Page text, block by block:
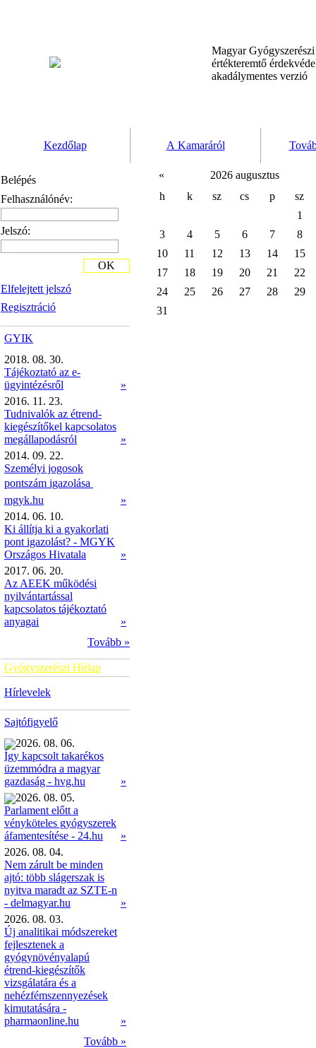
Magyar
értékteremtő
akadálymentes verzió
Kezdőlap A Kamaráról
Belépés
Felhasználónév:
Jelszó:
Elfelejtett jelszó
Regisztráció
OK
GYIK
2018. 08. 30.
Tájékoztató az e-
ügyintézésről
»
2016. 11. 23.
Tudnivalók az étrend-
kiegészítőkel kapcsolatos
megállapodásról
»
2014. 09. 22.
Személyi jogosok
pontszám igazolása 
mgyk.hu
»
2014. 06. 10.
Ki állítja ki a gyakorlati
pont igazolást? - MGYK
Országos Hivatala
»
2017. 06. 20.
Az AEEK működési
nyilvántartással
kapcsolatos tájékoztató
anyagai
»
Tovább »
Gyógyszerészi Hírlap
Hírlevelek
Sajtófigyelő
2026. 08. 06.
Így kapcsolt takarékos
üzemmódra a magyar
gazdaság - hvg.hu
»
2026. 08. 05.
Parlament előtt a
vényköteles gyógyszerek
áfamentesítése - 24.hu
»
2026. 08. 04.
Nem zárult be minden
ajtó: több slágerszak is
nyitva maradt az SZTE-n
- delmagyar.hu
»
2026. 08. 03.
Új analitikai módszereket
fejlesztenek a
gyógynövényalapú
étrend-kiegészítők
vizsgálatára és a
nehézfémszennyezések
kimutatására -
pharmaonline.hu
»
Tovább »
«
2026 augusztus
h
k sz cs p
sz
1
3
4 5 6 7
8
10
11 12 13 14
15
17
18 19 20 21
22
24
25 26 27 28
29
31